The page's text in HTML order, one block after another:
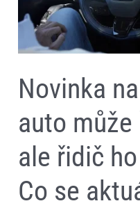
Novinka
auto
ale řidič
Co se
ho
musí
hlídat.
Co
se
smí?